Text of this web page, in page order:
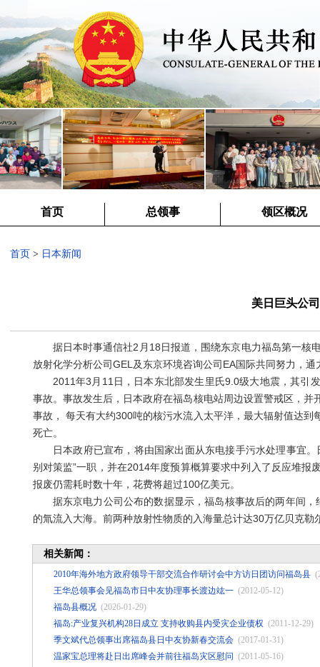
首页 总领事 领区概况
首页 > 日本新闻
美日巨头公
据日本时事通信社2月18日报道，围绕东京电力福岛第一核
放射化学分析公司GEL及东京环境咨询公司EA国际共同努力，通
2011年3月11日，日本东北部发生里氏9.0级大地震，其引发
事故。事故发生后，日本政府在福岛核电站周边设置警戒区，
事故， 每天有大约300吨的核污水流入太平洋，最大辐射值达
死亡。
日本政府已宣布，将由国家出面从东电接手污水处理事宜。
别对策监”一职，并在2014年度预算概算要求中列入了反应堆
报废仍需耗时数十年，花费将超过100亿美元。
据东京电力公司公布的数据显示，福岛核事故后的两年间，
的氚流入大海。前两种放射性物质的入海量总计达30万亿贝克
相关新闻：
2010年海外地方政府领导干部交流合作研讨会中方访日团访问福岛县
王华总领事会见福岛市日中友协理事长渡边竑一 (2012-05-12)
福岛县概况 (2026-01-29)
福岛:产业复兴机构28日成立 支持收购县内受灾企业债权 (2011-12-29)
季文斌代总领事出席福岛县日中友协新春交流会 (2017-01-31)
温家宝总理将赴日出席峰会并前往福岛灾区慰问 (2011-05-16)